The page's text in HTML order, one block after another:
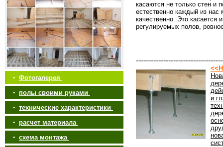
• Фотогалерея
• полы своими руками
• технические характеристики
• расчет материала
• схема монтажа
касаются не только стен и
естественно каждый из
качественно. Это касается
регулируемых полов,
и